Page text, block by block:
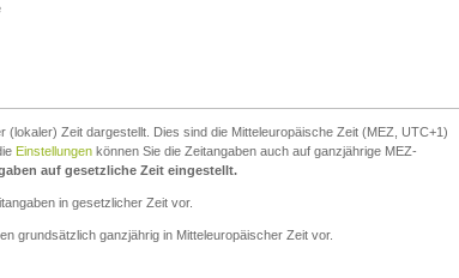
Zeit dargestellt. Dies sind die Mitteleuropäische Zeit (MEZ, UTC+1)
Einstellungen können Sie die Zeitangaben auch auf ganzjährige MEZ-
auf gesetzliche Zeit eingestellt.
in gesetzlicher Zeit vor.
grundsätzlich ganzjährig in Mitteleuropäischer Zeit vor.